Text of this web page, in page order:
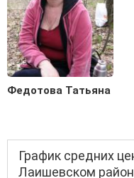
Федотова Татьяна
График средних
Лаишевском